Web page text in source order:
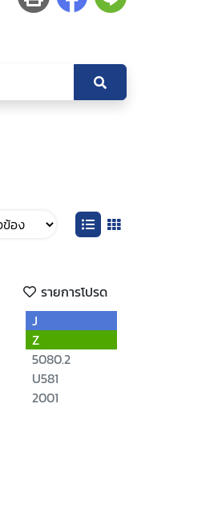
รายการโปรด
J
Z
5080.2
U581
2001